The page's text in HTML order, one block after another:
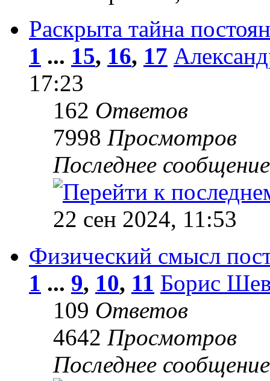
Раскрыта тайна
1 ... 15, 16, 17
17:23
162 Ответов
7998 Просмотров
Последнее
22 сен 2024, 11:53
Физический смысл
1 ... 9, 10, 11 Борис
109 Ответов
4642 Просмотров
Последнее